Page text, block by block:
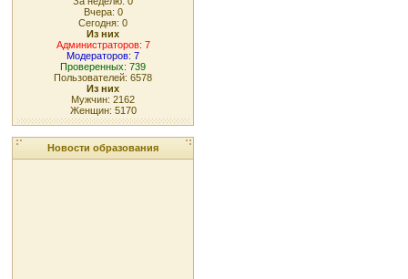
Вчера: 0
Сегодня: 0
Из них
Администраторов: 7
Модераторов: 7
Проверенных: 739
Пользователей: 6578
Из них
Мужчин: 2162
Женщин: 5170
Новости образования